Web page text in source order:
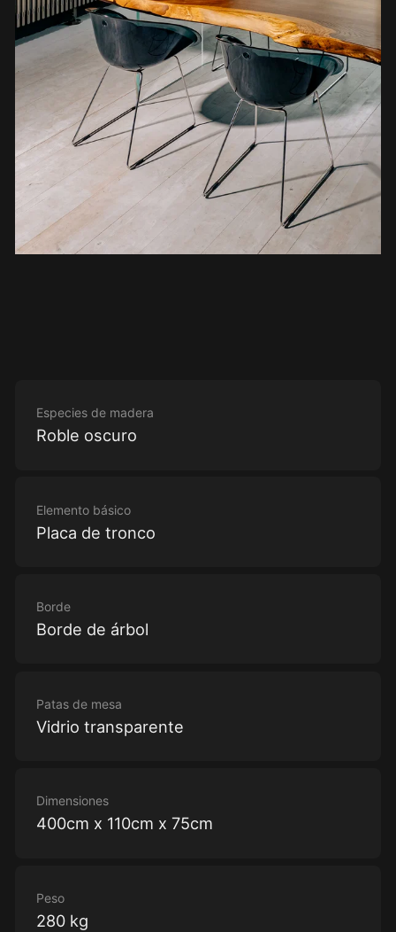
Especies de madera
Roble oscuro
Elemento básico
Placa de tronco
Borde
Borde de árbol
Patas de mesa
Vidrio transparente
Dimensiones
400cm x 110cm x 75cm
Peso
280 kg